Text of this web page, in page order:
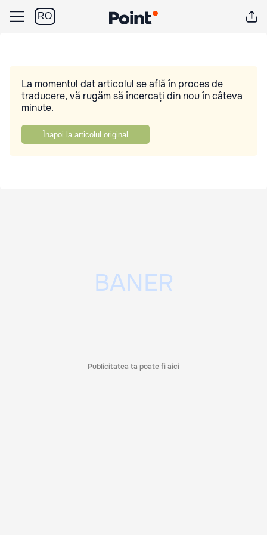
RO
La momentul dat articolul se află în proces de
traducere, vă rugăm să încercați din nou în câteva
minute.
Înapoi la articolul original
Publicitatea ta poate fi aici